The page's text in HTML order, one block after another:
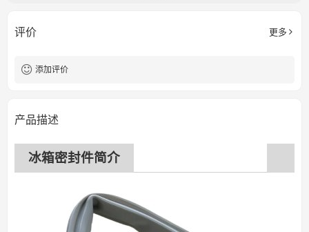
断裂伸长率
评价 更多
添加评价
产品描述
冰箱密封件简介